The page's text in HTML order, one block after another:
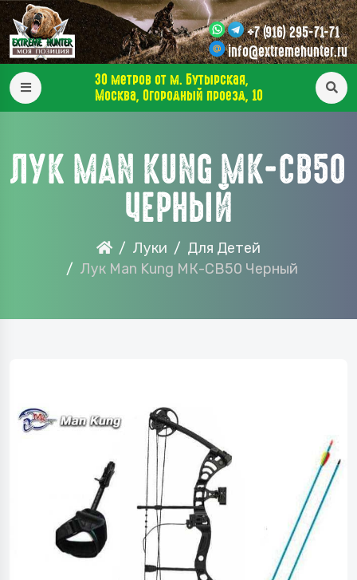
+7 (916) 295-71-71
info@extremehunter.ru
30 метров от м. Бутырская,
Москва, Огородный проезд, 10
ЛУК MAN KUNG МК-CB50
ЧЕРНЫЙ
Луки
Для Детей
Лук Man Kung МК-CB50 Черный